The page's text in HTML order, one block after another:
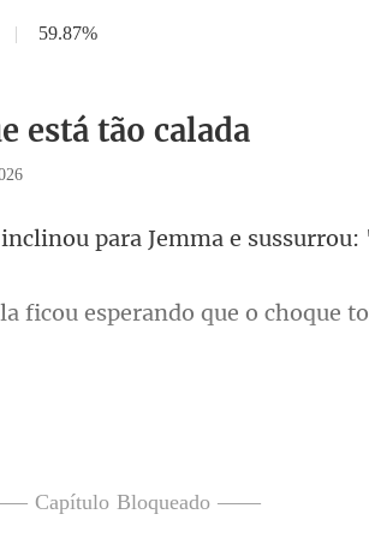
| 59.87%
está tão calada
para Jemma e s
ficou esperando que o choque to
Monica piscou os olh
Capítulo Bloqueado ——